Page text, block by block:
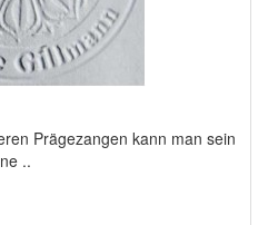
Prägezangen kann man sein
..